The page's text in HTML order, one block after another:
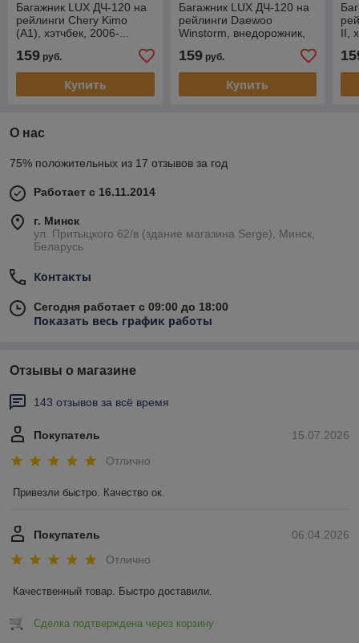
Багажник LUX ДЧ-120 на
рейлинги Chery Kimo
(A1), хэтчбек, 2006-...
159 руб.
Купить
Багажник LUX ДЧ-120 на
рейлинги Daewoo
Winstorm, внедорожник,
159руб.
Купить
II,
О нас
75% положительных из 17 отзывов за год
Работает с 16.11.2014
г. Минск
ул. Притыцкого 62/в (здание магазина Serge), Минск,
Беларусь
Контакты
Сегодня работает с 09:00 до 18:00
Показать весь график работы
Отзывы о магазине
143 отзывов за всё время
15.07.2026
Покупатель
Отлично
Привезли быстро. Качество ок.
06.04.2026
Покупатель
Отлично
Качественный товар. Быстро доставили.
Сделка подтверждена через корзину